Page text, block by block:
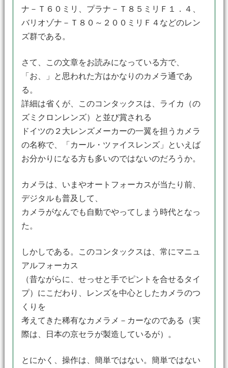
ナ－Ｔ６０ミリ、プラナ－Ｔ８５ミリＦ１．４、
バリオゾナ－Ｔ８０～２００ミリＦ４などのレン
ズ群である。
さて、この文章をお読みになっている方で、
「お、」と思われた方はかなりのカメラ通であ
る。
詳細は省くが、このコンタックスは、ライカ（の
ズミクロンレンズ）と並び賞される
ドイツの２大レンズメーカーの一翼を担うカメラ
の名称で、「カール・ツァイスレンズ」といえば
お分かりになる方も多いのではないのだろうか。
カメラは、いまやオートフォーカスが当たり前、
デジタルも普及して、
カメラがなんでも自動でやってしまう時代となっ
た。
しかしである。このコンタックスは、常にマニュ
アルフォーカス
（昔ながらに、せっせと手でピントを合せるタイ
プ）にこだわり、レンズを中心としたカメラのつ
くりを
考えてきた稀有なカメラメ－カーなのである（実
際は、日本の京セラが製造しているが）。
とにかく、操作は、簡単ではない。簡単ではない